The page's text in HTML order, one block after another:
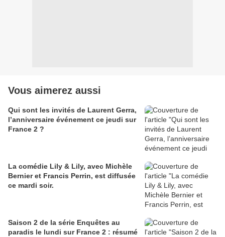
Vous aimerez aussi
Qui sont les invités de Laurent Gerra,
l’anniversaire événement ce jeudi sur
France 2 ?
La comédie Lily & Lily, avec Michèle
Bernier et Francis Perrin, est diffusée
ce mardi soir.
Saison 2 de la série Enquêtes au
paradis le lundi sur France 2 : résumé